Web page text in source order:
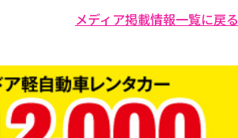
メディア掲載情報一覧に戻る